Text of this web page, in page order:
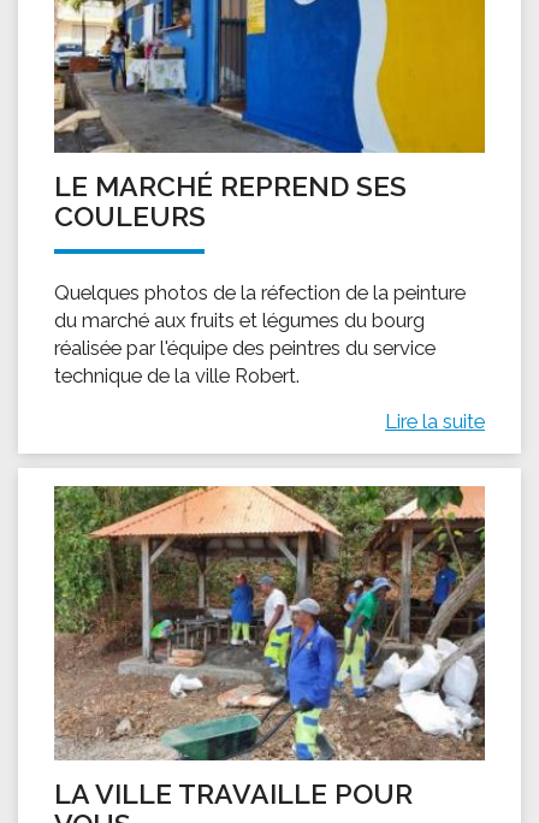
LE MARCHÉ REPREND SES
COULEURS
Quelques photos de la réfection de la peinture
du marché aux fruits et légumes du bourg
réalisée par l'équipe des peintres du service
technique de la ville Robert.
Lire la suite
LA VILLE TRAVAILLE POUR